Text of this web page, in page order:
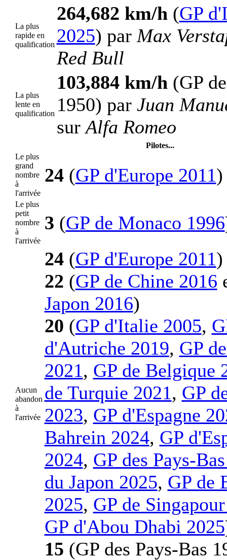
La plus
rapide en
qualification
264,682 km/h(GP
2025) par Max
Red Bull
La plus
lente en
qualification
103,884 km/h(GP
1950) par Juan
surAlfa Romeo
Pilotes...
Le plus
grand
nombre
à
l'arrivée
24(GP d'Europe 2011)
Le plus
petit
nombre
à
l'arrivée
3 (GP de Monaco 1996
Aucun
abandon
à
l'arrivée
24(GP d'Europe 2011)
22 (GP de Chine 2016
Japon 2016)
20 (GP d'Italie 2005,
d'Autriche 2019, GP
2021, GP de Belgique
de Turquie 2021, GP
2023, GP d'Espagne
Bahrein 2024, GP
2024, GP des Pays-
du Japon 2025, GP de
2025, GP de
GP d'Abou Dhabi 2025
15 (GP des Pays-Bas